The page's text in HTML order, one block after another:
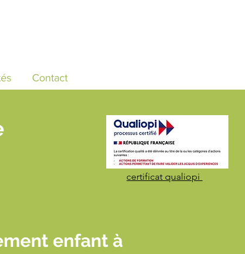
Contact
certificat qualiopi
enfant à